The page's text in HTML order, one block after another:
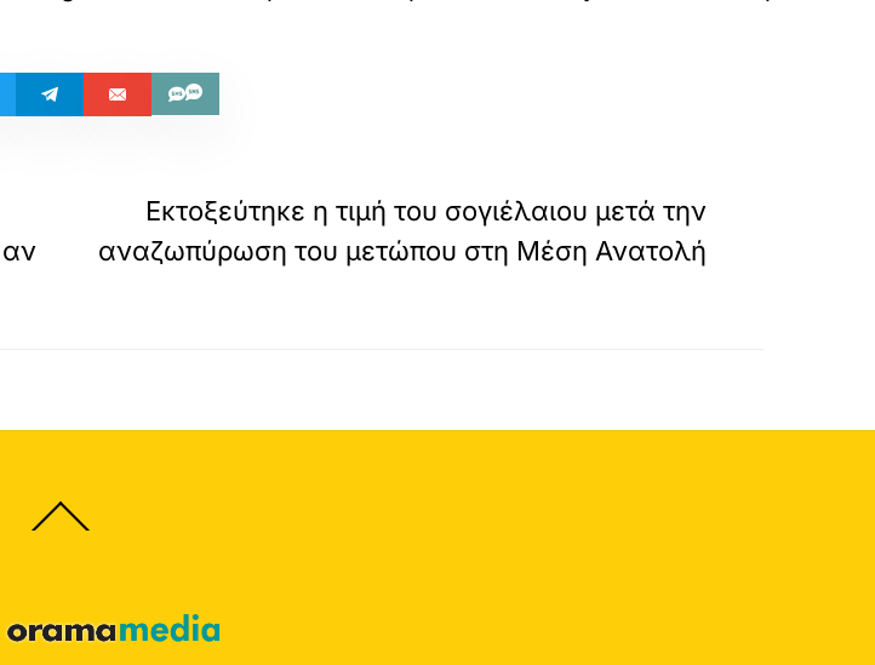
Εκτοξεύτηκε η τιμή του σογιέλαιου μετά την
αναζωπύρωση του μετώπου στη Μέση Ανατολή
Back
To